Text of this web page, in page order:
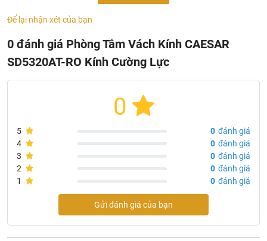
Chất Liệu Chính : Nhựa Acrylic
Kính Cường Lực 8mm
Màu sắc kính chắn : Kính trong
Không Bao Gồm Vòi Sen
Xuất xứ Bồn Tắm Vách Kính Caesar SD5320AT-RO
Hãng sản xuất:
Công nghệ: Taiwan
Nơi sản xuất: Việt Nam
Để lại nhận xét của bạn
0 đánh giá Phòng Tắm Vách Kính CAESAR
SD5320AT-RO Kính Cường Lực
0
5 0 đánh giá
4
0 đánh giá
3
0 đánh giá
2
0 đánh giá
1
0 đánh giá
Gửi đánh giá của bạn